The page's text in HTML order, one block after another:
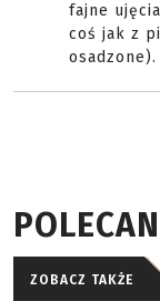
fajne
coś jak z
osadzone).
ZOBACZ TAKŻE